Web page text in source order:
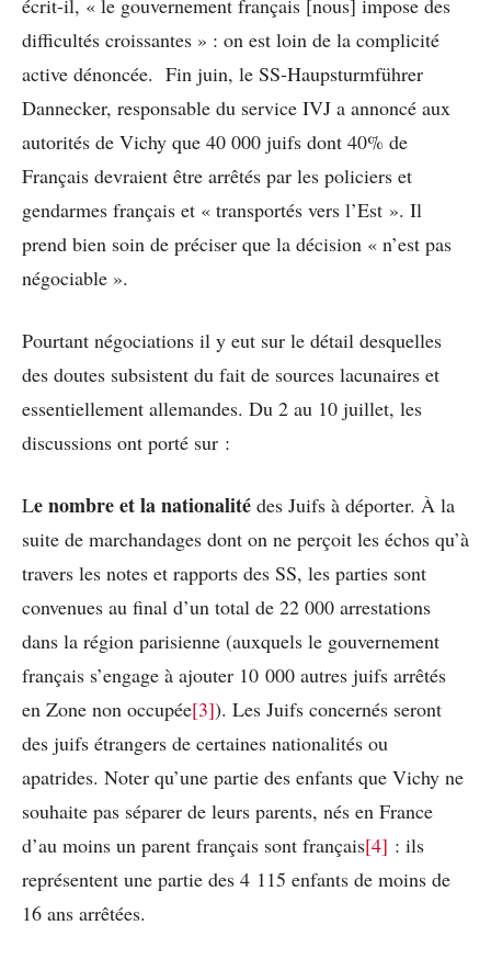
difficultés croissantes » : on est loin de la complicité
active dénoncée. Fin juin, le SS-Haupsturmführer
Dannecker, responsable du service IVJ a annoncé aux
autorités de Vichy que 40 000 juifs dont 40% de
Français devraient être arrêtés par les policiers et
gendarmes français et « transportés vers l’Est ». Il
prend bien soin de préciser que la décision « n’est pas
négociable ».
Pourtant négociations il y eut sur le détail desquelles
des doutes subsistent du fait de sources lacunaires et
essentiellement allemandes. Du 2 au 10 juillet, les
discussions ont porté sur :
Le nombre et la nationalité des Juifs à déporter. À la
suite de marchandages dont on ne perçoit les échos qu’à
travers les notes et rapports des SS, les parties sont
convenues au final d’un total de 22 000 arrestations
dans la région parisienne (auxquels le gouvernement
français s’engage à ajouter 10 000 autres juifs arrêtés
en Zone non occupée[3]). Les Juifs concernés seront
des juifs étrangers de certaines nationalités ou
apatrides. Noter qu’une partie des enfants que Vichy ne
souhaite pas séparer de leurs parents, nés en France
d’au moins un parent français sont français[4] : ils
représentent une partie des 4 115 enfants de moins de
16 ans arrêtées.